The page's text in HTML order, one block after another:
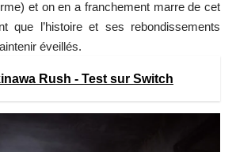
et on en a franchement marre de cet
que l’histoire et ses rebondissements
éveillés.
Rush - Test sur Switch